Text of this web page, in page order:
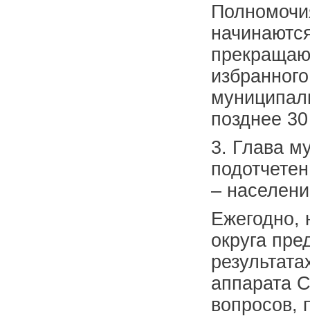
позднее
3. Глава
–
Ежегодно,
округа
аппарата
вопросов,